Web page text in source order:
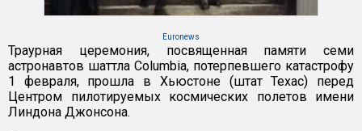
Euronews
Траурная церемония, посвященная памяти семи
астронавтов шаттла Columbia, потерпевшего катастрофу
1 февраля, прошла в Хьюстоне (штат Техас) перед
Центром пилотируемых космических полетов имени
Линдона Джонсона.